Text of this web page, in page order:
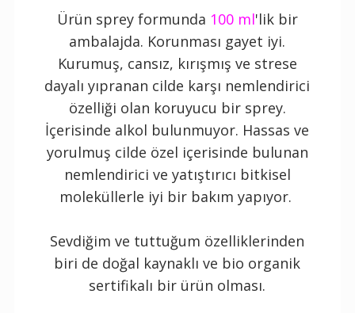
Ürün sprey formunda 100 ml'lik bir
ambalajda. Korunması gayet iyi.
Kurumuş, cansız, kırışmış ve strese
dayalı yıpranan cilde karşı nemlendirici
özelliği olan koruyucu bir sprey.
İçerisinde alkol bulunmuyor. Hassas ve
yorulmuş cilde özel içerisinde bulunan
nemlendirici ve yatıştırıcı bitkisel
moleküllerle iyi bir bakım yapıyor.
Sevdiğim ve tuttuğum özelliklerinden
biri de doğal kaynaklı ve bio organik
sertifikalı bir ürün olması.